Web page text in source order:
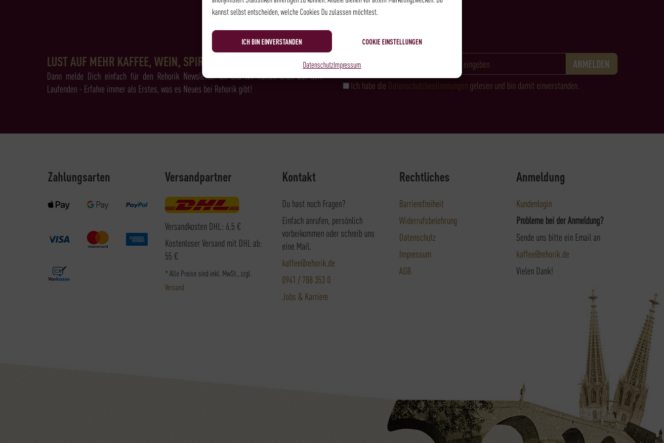
kannst selbst entscheiden, welche Cookies Du zulassen möchtest.
ICH BIN EINVERSTANDEN COOKIE EINSTELLUNGEN
DatenschutzImpressum
NEWSLETTER
LUST AUF MEHR KAFFEE, WEIN, SPIRITS & FEINKOST?
Dann melde Dich einfach für den Rehorik Newsletter an und wir halten Dich auf dem
Laufenden - Erfahre immer als Erstes, was es Neues bei Rehorik gibt!
Ich habe die Datenschutzbestimmungen gelesen und bin damit einverstanden.
Zahlungsarten Versandpartner
Versandkosten DHL: 6,5 €
Kostenloser Versand mit DHL ab:
55 €
* Alle Preise sind inkl. MwSt., zzgl.
Versand
Kontakt
Du hast noch Fragen?
Einfach anrufen, persönlich
vorbeikommen oder schreib uns
eine Mail.
kaffee@rehorik.de
0941 / 788 353 0
Jobs & Karriere
Rechtliches
Barrierefreiheit
Widerrufsbelehrung
Datenschutz
Impressum
AGB
Anmeldung
Kundenlogin
Probleme bei der Anmeldung?
Sende uns bitte ein Email an
kaffee@rehorik.de
Vielen Dank!